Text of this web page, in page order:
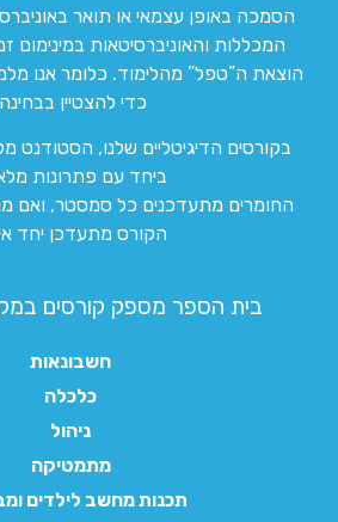
הסמכה באופן עצמאי או תואר
המכללות והאוניברסיטאות במינימום
הוצאת ה”טפל” מהלימוד. כלומר אנו
כדי להצטיין
בקורסים הדיגיטליים שלנו, הסטודנט
ביחד עם פתרונות
החומרים מתעדכנים כל סמסטר, ואם
הקורס מתעדכן יחד
בית הספר מספק קורסים
חשבונאות
כלכלה
ניהול
מתמטיקה
תכנות מחשב לילדים